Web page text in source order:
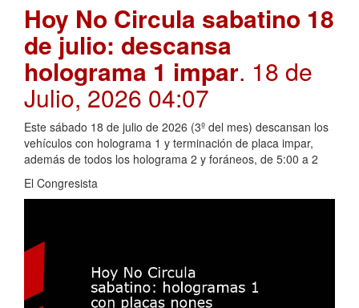
Hoy No Circula sabatino 18
de julio: descansa
holograma 1 impar. 18 de
Julio, 2026 04:07
Este sábado 18 de julio de 2026 (3º del mes) descansan los
vehículos con holograma 1 y terminación de placa impar,
además de todos los holograma 2 y foráneos, de 5:00 a 2
El Congresista